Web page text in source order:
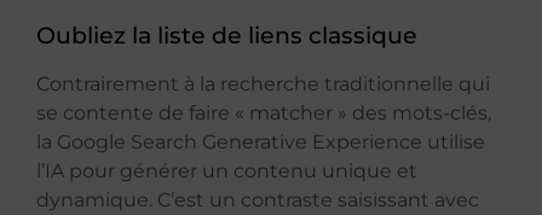
Oubliez la liste de liens classique
Contrairement à la recherche traditionnelle qui
se contente de faire « matcher » des mots-clés,
la Google Search Generative Experience utilise
l’IA pour générer un contenu unique et
dynamique. C’est un contraste saisissant avec